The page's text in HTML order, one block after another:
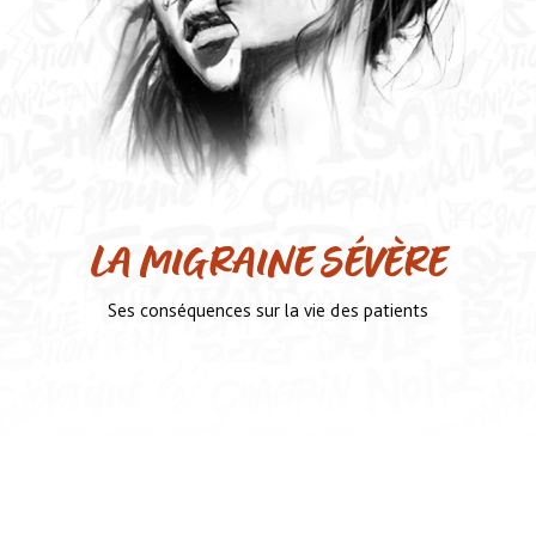
LA MIGRAINE SÉVÈRE
Ses conséquences sur la vie des patients